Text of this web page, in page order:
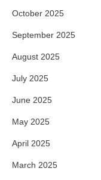
October 2025
September 2025
August 2025
July 2025
June 2025
May 2025
April 2025
March 2025